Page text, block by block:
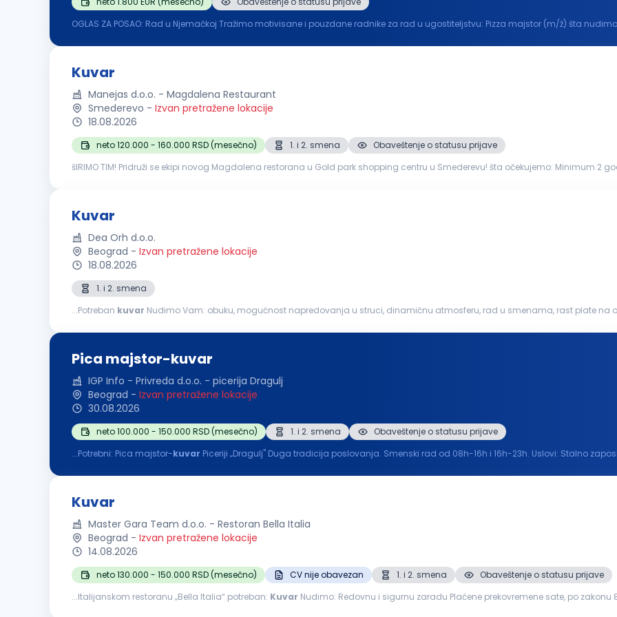
OGLAS ZA POSAO: Rad u Njemačkoj Tražimo motivisane i pouzdane radnike za rad u ugostiteljstvu: Pizza majstor (m/ž) šta nudimo: Redovna i stimulativna primanja (zavisno od
Kuvar
Manejas d.o.o. - Magdalena Restaurant
Smederevo - Izvan pretražene lokacije
18.08.2026
neto 120.000 - 160.000 RSD (mesečno) 1. i 2. smena
Obaveštenje o statusu prijave
šIRIMO TIM! Pridruži se ekipi novog Magdalena restorana u Gold park shopping centru u Smederevu! šta očekujemo: Minimum 2 godine iskustva na sličnim poslovima Odgovorne,
Kuvar
Dea Orh d.o.o.
Beograd - Izvan pretražene lokacije
18.08.2026
1. i 2. smena
...Potreban kuvar Nudimo Vam: obuku, mogućnost napredovanja u struci, dinamičnu atmosferu, rad u smenama, rast plate na osnovu iskustva Od Vas očekujemo: odgovornost i
Pica majstor-kuvar
IGP Info - Privreda d.o.o. - picerija Dragulj
Beograd - Izvan pretražene lokacije
30.08.2026
neto 100.000 - 150.000 RSD (mesečno) 1. i 2. smena
Obaveštenje o statusu prijave
...Potrebni: Pica majstor-kuvar Piceriji „Dragulj" Duga tradicija poslovanja. Smenski rad od 08h-16h i 16h-23h. Uslovi: Stalno zaposlenje Prijava Obrok Tražimo radnike koji žele da rade u
Kuvar
Master Gara Team d.o.o. - Restoran Bella Italia
Beograd - Izvan pretražene lokacije
14.08.2026
neto 130.000 - 150.000 RSD (mesečno) CV nije obavezan 1. i 2. smena
Obaveštenje o statusu prijave
...Italijanskom restoranu „Bella Italia“ potreban: Kuvar Nudimo: Redovnu i sigurnu zaradu Plaćene prekovremene sate, po zakonu 8-časovno radno vreme Medicinski paket zdravlja